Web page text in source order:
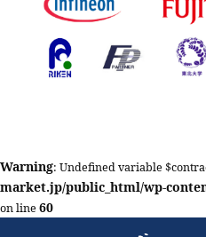
Warning: Undefined variable
market.jp/public_html/wp-
on line 60